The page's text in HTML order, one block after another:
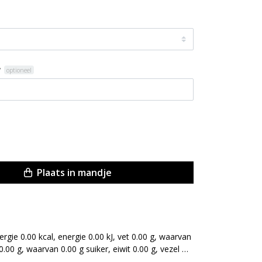
optioneel
Plaats in mandje
0.00 kcal, energie 0.00 kJ, vet 0.00 g, waarvan
g, waarvan 0.00 g suiker, eiwit 0.00 g, vezel